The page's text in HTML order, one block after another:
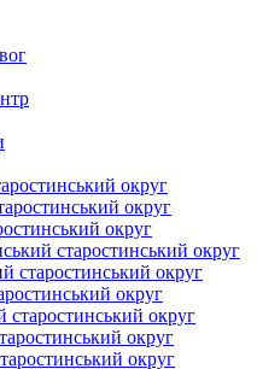
округ
округ
округ
старостинський округ
старостинський округ
округ
округ
округ
округ